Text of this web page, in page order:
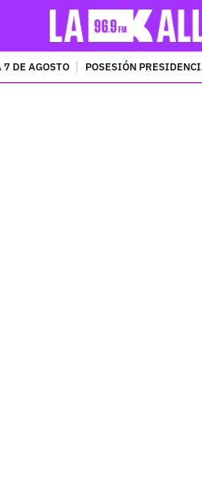
7 DE AGOSTO POSESIÓN